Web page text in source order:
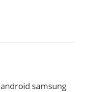
android samsung